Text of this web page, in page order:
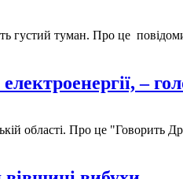
туман. Про це
–
області. Про це "Говорить